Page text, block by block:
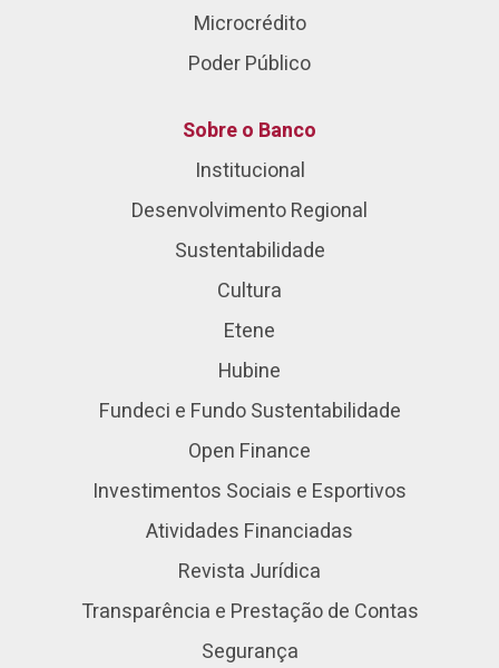
Microcrédito
Poder Público
Sobre o Banco
Institucional
Desenvolvimento Regional
Sustentabilidade
Cultura
Etene
Hubine
Fundeci e Fundo Sustentabilidade
Open Finance
Investimentos Sociais e Esportivos
Atividades Financiadas
Revista Jurídica
Transparência e Prestação de Contas
Segurança